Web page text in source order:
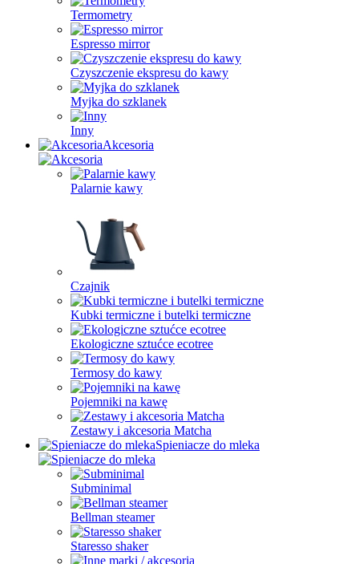
Termometry
Espresso mirror
Czyszczenie ekspresu do kawy
Myjka do szklanek
Inny
Akcesoria
Palarnie kawy
Czajnik
Kubki termiczne i butelki termiczne
Ekologiczne sztućce ecotree
Termosy do kawy
Pojemniki na kawę
Zestawy i akcesoria Matcha
Spieniacze do mleka
Subminimal
Bellman steamer
Staresso shaker